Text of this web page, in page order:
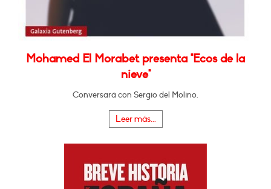
Mohamed El Morabet presenta "Ecos de la
nieve"
Conversará con Sergio del Molino.
Leer más...